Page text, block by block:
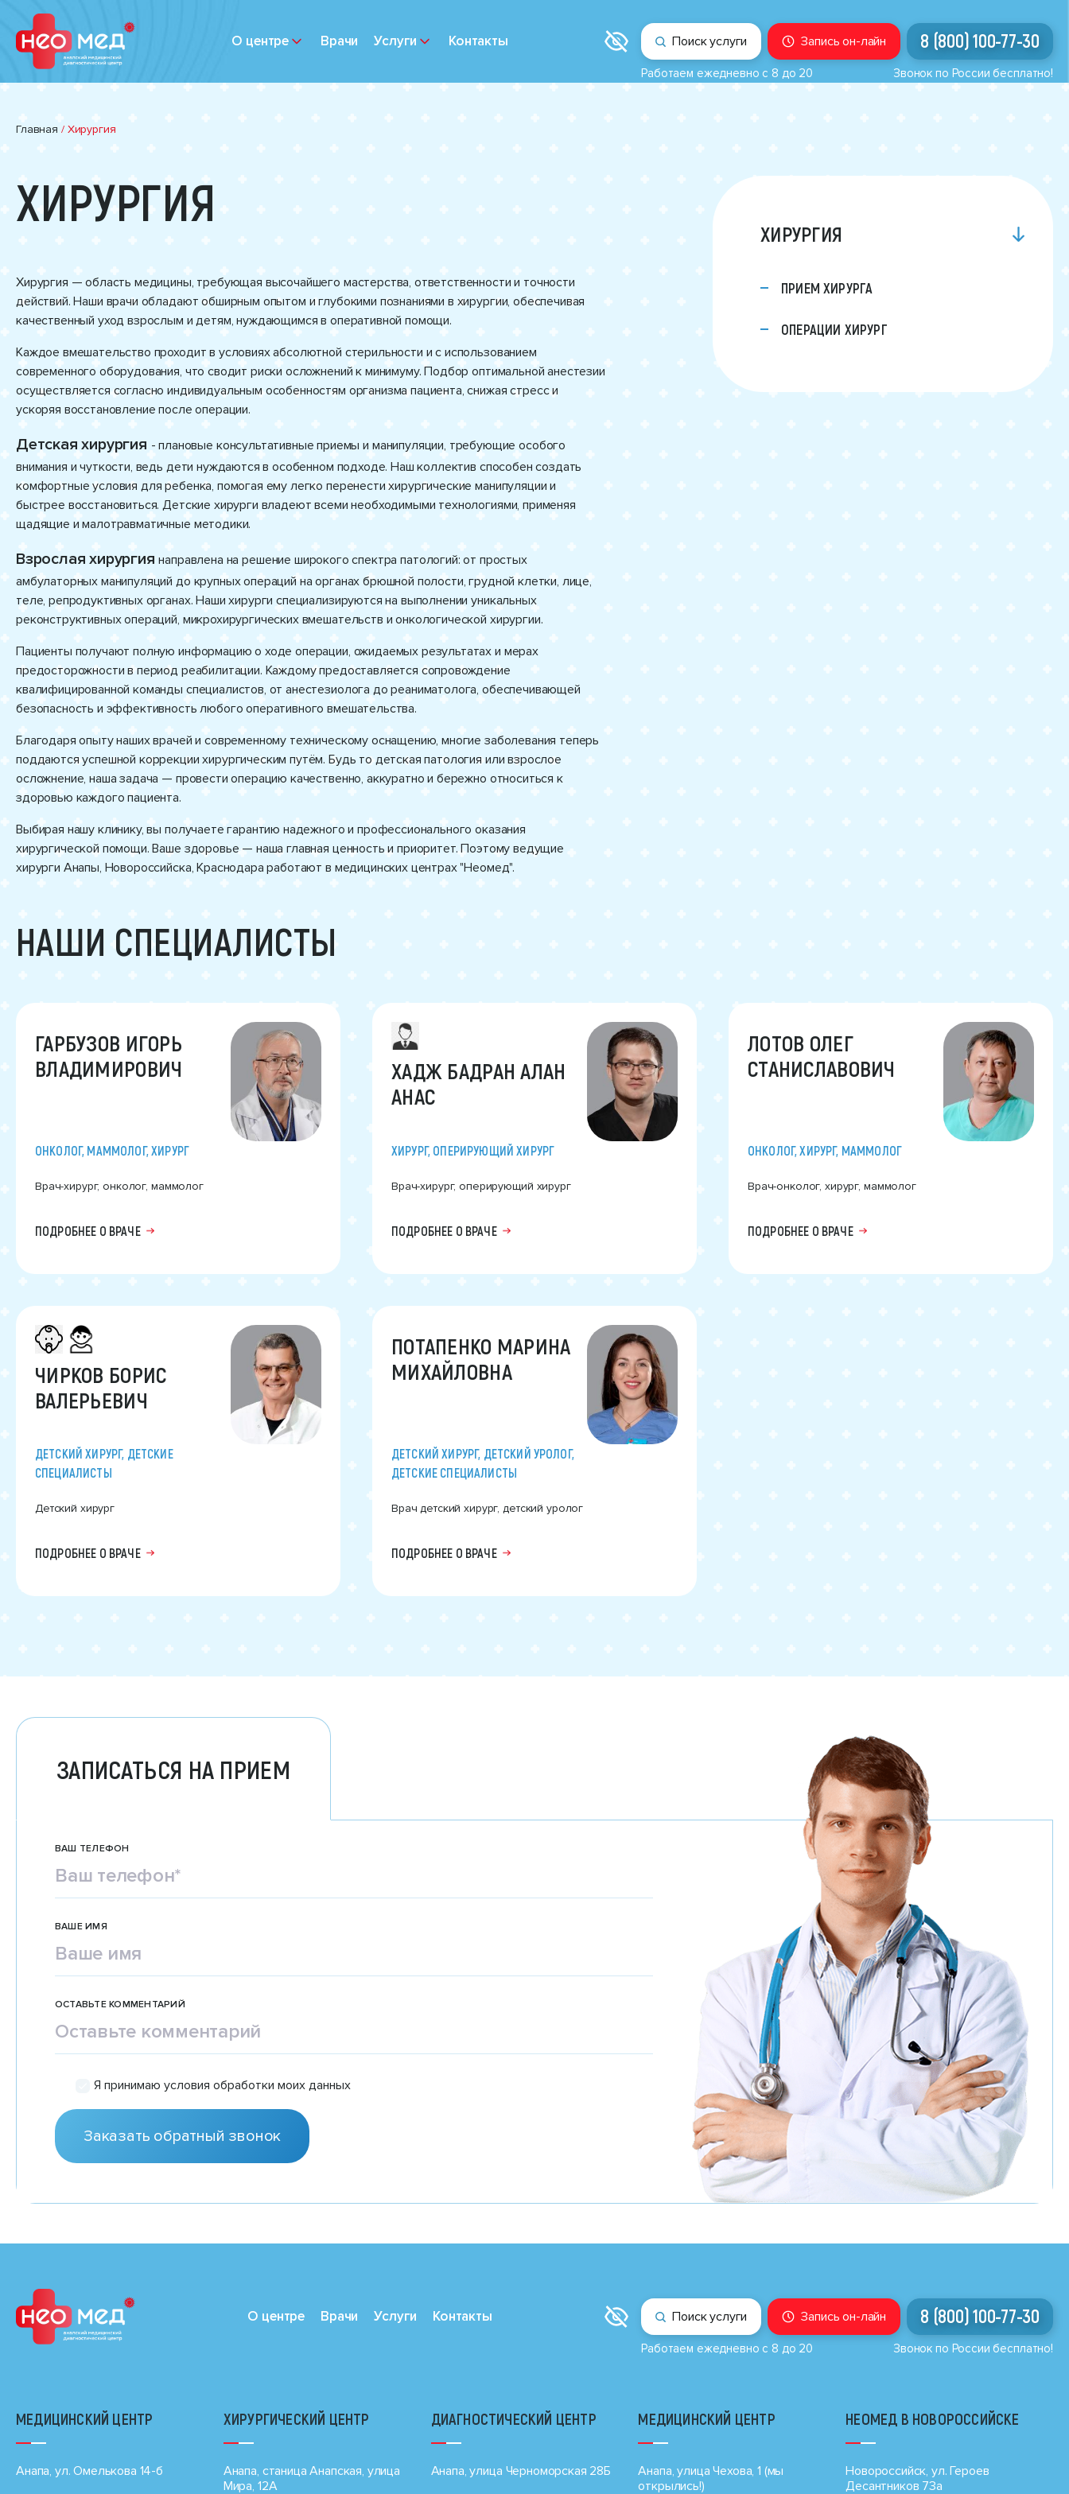
О центре Врачи Услуги Контакты Поиск услуги Запись он-лайн
Работаем ежедневно с 8 до 20
8 (800) 100-77-30
Звонок по России бесплатно!
Главная / Хирургия
ХИРУРГИЯ
ХИРУРГИЯ
ПРИЕМ ХИРУРГА
ОПЕРАЦИИ ХИРУРГ
Хирургия — область медицины, требующая высочайшего мастерства, ответственности и точности
действий. Наши врачи обладают обширным опытом и глубокими познаниями в хирургии, обеспечивая
качественный уход взрослым и детям, нуждающимся в оперативной помощи.
Каждое вмешательство проходит в условиях абсолютной стерильности и с использованием
современного оборудования, что сводит риски осложнений к минимуму. Подбор оптимальной анестезии
осуществляется согласно индивидуальным особенностям организма пациента, снижая стресс и
ускоряя восстановление после операции.
Детская хирургия - плановые консультативные приемы и манипуляции, требующие особого
внимания и чуткости, ведь дети нуждаются в особенном подходе. Наш коллектив способен создать
комфортные условия для ребенка, помогая ему легко перенести хирургические манипуляции и
быстрее восстановиться. Детские хирурги владеют всеми необходимыми технологиями, применяя
щадящие и малотравматичные методики.
Взрослая хирургиянаправлена на решение широкого спектра патологий: от простых
амбулаторных манипуляций до крупных операций на органах брюшной полости, грудной клетки, лице,
теле, репродуктивных органах. Наши хирурги специализируются на выполнении уникальных
реконструктивных операций, микрохирургических вмешательств и онкологической хирургии.
Пациенты получают полную информацию о ходе операции, ожидаемых результатах и мерах
предосторожности в период реабилитации. Каждому предоставляется сопровождение
квалифицированной команды специалистов, от анестезиолога до реаниматолога, обеспечивающей
безопасность и эффективность любого оперативного вмешательства.
Благодаря опыту наших врачей и современному техническому оснащению, многие заболевания теперь
поддаются успешной коррекции хирургическим путём. Будь то детская патология или взрослое
осложнение, наша задача — провести операцию качественно, аккуратно и бережно относиться к
здоровью каждого пациента.
Выбирая нашу клинику, вы получаете гарантию надежного и профессионального оказания
хирургической помощи. Ваше здоровье — наша главная ценность и приоритет. Поэтому ведущие
хирурги Анапы, Новороссийска, Краснодара работают в медицинских центрах "Неомед".
НАШИ СПЕЦИАЛИСТЫ
ГАРБУЗОВ ИГОРЬ
ВЛАДИМИРОВИЧ
ОНКОЛОГ, МАММОЛОГ, ХИРУРГ
Врач-хирург, онколог, маммолог
ПОДРОБНЕЕ О ВРАЧЕ
ХАДЖ БАДРАН АЛАН
АНАС
ХИРУРГ, ОПЕРИРУЮЩИЙ ХИРУРГ
Врач-хирург, оперирующий хирург
ПОДРОБНЕЕ О ВРАЧЕ
ЛОТОВ ОЛЕГ
СТАНИСЛАВОВИЧ
ОНКОЛОГ, ХИРУРГ, МАММОЛОГ
Врач-онколог, хирург, маммолог
ПОДРОБНЕЕ О ВРАЧЕ
ЧИРКОВ БОРИС
ВАЛЕРЬЕВИЧ
ДЕТСКИЙ ХИРУРГ, ДЕТСКИЕ
СПЕЦИАЛИСТЫ
Детский хирург
ПОДРОБНЕЕ О ВРАЧЕ
ПОТАПЕНКО МАРИНА
МИХАЙЛОВНА
ДЕТСКИЙ ХИРУРГ, ДЕТСКИЙ УРОЛОГ,
ДЕТСКИЕ СПЕЦИАЛИСТЫ
Врач детский хирург, детский уролог
ПОДРОБНЕЕ О ВРАЧЕ
ЗАПИСАТЬСЯ НА ПРИЕМ
ВАШ ТЕЛЕФОН
ВАШЕ ИМЯ
ОСТАВЬТЕ КОММЕНТАРИЙ
Я принимаю условия обработки моих данных
О центре Врачи Услуги Контакты Поиск услуги Запись он-лайн
Работаем ежедневно с 8 до 20
8 (800) 100-77-30
Звонок по России бесплатно!
МЕДИЦИНСКИЙ ЦЕНТР
Анапа, ул. Омелькова 14-б
ХИРУРГИЧЕСКИЙ ЦЕНТР
Анапа, станица Анапская, улица
Мира, 12А
ДИАГНОСТИЧЕСКИЙ ЦЕНТР
Анапа, улица Черноморская 28Б
МЕДИЦИНСКИЙ ЦЕНТР
Анапа, улица Чехова, 1 (мы
открылись!)
НЕОМЕД В НОВОРОССИЙСКЕ
Новороссийск, ул. Героев
Десантников 73а